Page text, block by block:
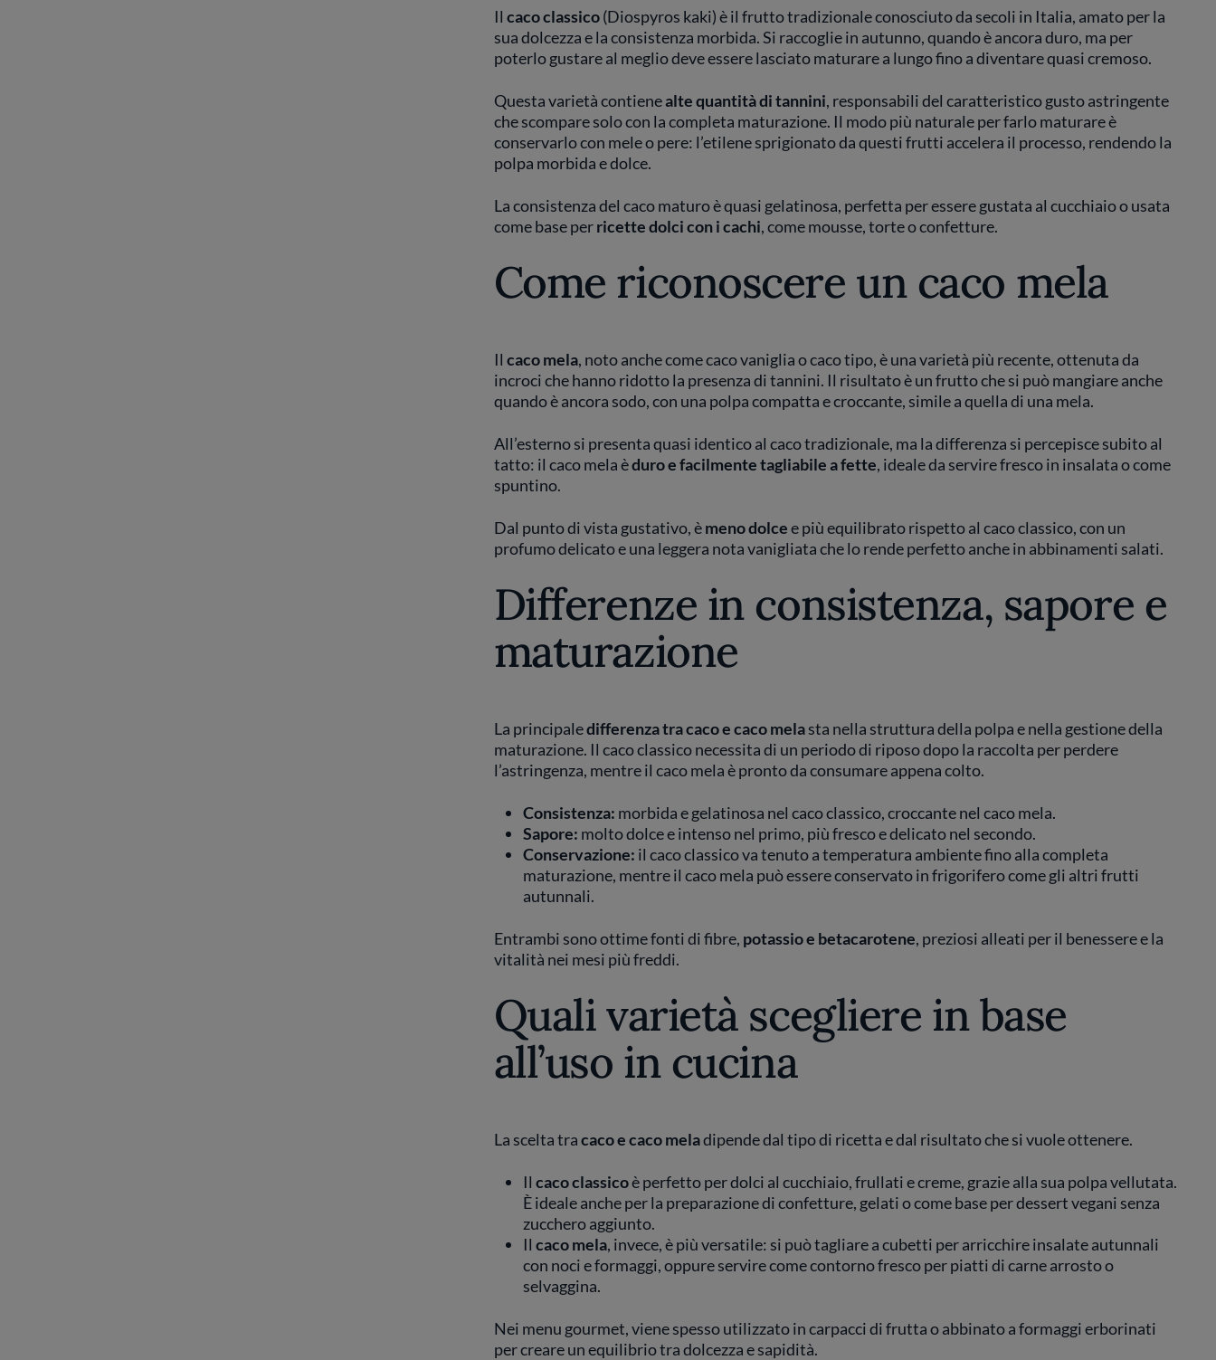
Il caco classico(Diospyros kaki) è il frutto tradizionale conosciuto da secoli in Italia, amato per la
sua dolcezza e la consistenza morbida. Si raccoglie in autunno, quando è ancora duro, ma per
poterlo gustare al meglio deve essere lasciato maturare a lungo fino a diventare quasi cremoso.
Questa varietà contienealte quantità ditannini, responsabili del caratteristico gusto astringente
che scompare solo con la completa maturazione. Il modo più naturale per farlo maturare è
conservarlo con mele o pere: l’etilene sprigionato da questi frutti accelera il processo, rendendo la
polpa morbida e dolce.
La consistenza del caco maturo è quasi gelatinosa, perfetta per essere gustata al cucchiaio o usata
come base perricette dolci con i cachi, come mousse, torte o confetture.
Come riconoscere un caco mela
Il caco mela, noto anche come caco vaniglia o caco tipo, è una varietà più recente, ottenuta da
incroci che hanno ridotto la presenza di tannini. Il risultato è un frutto che si può mangiare anche
quando è ancora sodo, con una polpa compatta e croccante, simile a quella di una mela.
All’esterno si presenta quasi identico al caco tradizionale, ma la differenza si percepisce subito al
tatto: il caco mela èduro e facilmente tagliabile a fette, ideale da servire fresco in insalata o come
spuntino.
Dal punto di vista gustativo, èmeno dolcee più equilibrato rispetto al caco classico, con un
profumo delicato e una leggera nota vanigliata che lo rende perfetto anche in abbinamenti salati.
Differenze in consistenza, sapore e
maturazione
La principaledifferenza tra caco e caco melasta nella struttura della polpa e nella gestione della
maturazione. Il caco classico necessita di un periodo di riposo dopo la raccolta per perdere
l’astringenza, mentre il caco mela è pronto da consumare appena colto.
Consistenza: morbida e gelatinosa nel caco classico, croccante nel caco mela.
Sapore: molto dolce e intenso nel primo, più fresco e delicato nel secondo.
Conservazione: il caco classico va tenuto a temperatura ambiente fino alla completa
maturazione, mentre il caco mela può essere conservato in frigorifero come gli altri frutti
autunnali.
Entrambi sono ottime fonti di fibre, potassio e betacarotene, preziosi alleati per il benessere e la
vitalità nei mesi più freddi.
Quali varietà scegliere in base
all’uso in cucina
La scelta tracaco e caco meladipende dal tipo di ricetta e dal risultato che si vuole ottenere.
Il caco classicoè perfetto per dolci al cucchiaio, frullati e creme, grazie alla sua polpa vellutata.
È ideale anche per la preparazione di confetture, gelati o come base per dessert vegani senza
zucchero aggiunto.
Il caco mela, invece, è più versatile: si può tagliare a cubetti per arricchire insalate autunnali
con noci e formaggi, oppure servire come contorno fresco per piatti di carne arrosto o
selvaggina.
Nei menu gourmet, viene spesso utilizzato in carpacci di frutta o abbinato a formaggi erborinati
per creare un equilibrio tra dolcezza e sapidità.